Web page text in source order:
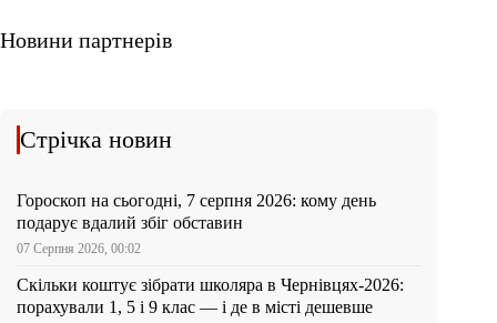
Новини партнерів
Стрічка новин
Гороскоп на сьогодні, 7 серпня 2026: кому день
подарує вдалий збіг обставин
07 Серпня 2026, 00:02
Скільки коштує зібрати школяра в Чернівцях-2026:
порахували 1, 5 і 9 клас — і де в місті дешевше